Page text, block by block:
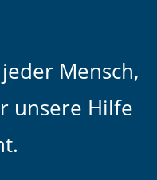
Mensch,
unsere Hilfe